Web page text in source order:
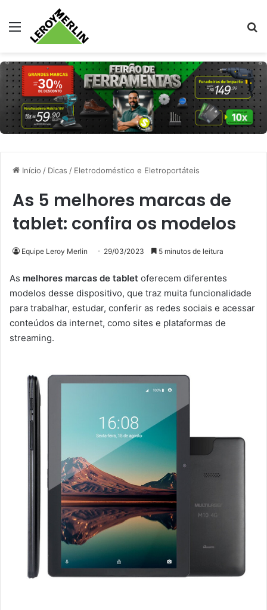
Menu
Início / Dicas / Eletrodoméstico e Eletroportáteis
As 5 melhores marcas de
tablet: confira os modelos
Equipe Leroy Merlin 29/03/2023 5 minutos de leitura
As melhores marcas de tablet oferecem diferentes
modelos desse dispositivo, que traz muita funcionalidade
para trabalhar, estudar, conferir as redes sociais e acessar
conteúdos da internet, como sites e plataformas de
streaming.